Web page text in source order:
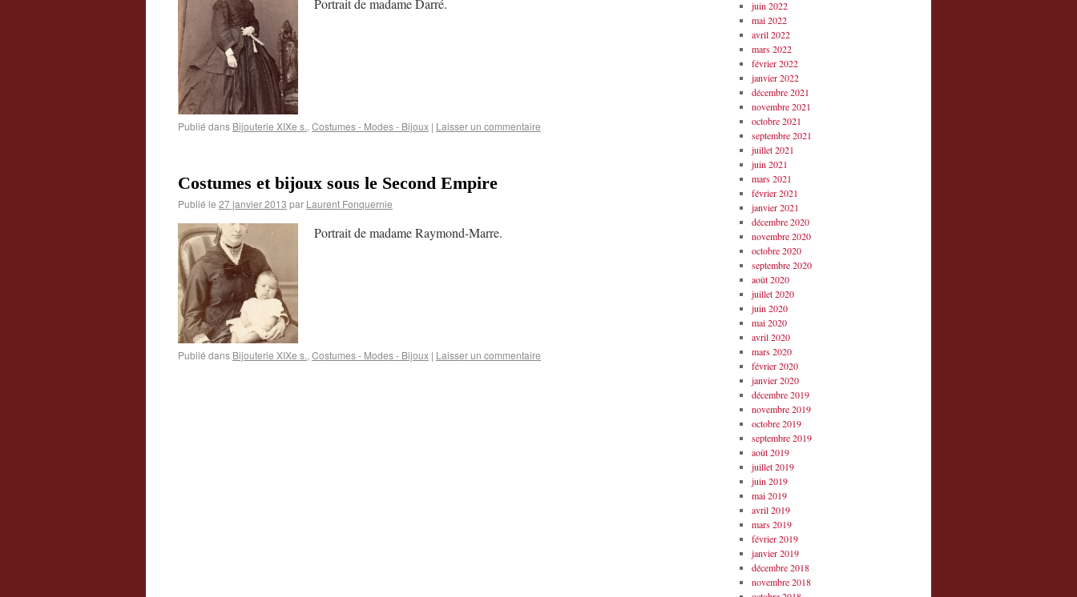
Portrait de madame Darré.
Publié dans Bijouterie XIXe s., Costumes - Modes - Bijoux | Laisser un commentaire
Costumes et bijoux sous le Second Empire
Publié le 27 janvier 2013 par Laurent Fonquernie
Portrait de madame Raymond-Marre.
Publié dans Bijouterie XIXe s., Costumes - Modes - Bijoux | Laisser un commentaire
juin 2022
mai 2022
avril 2022
mars 2022
février 2022
janvier 2022
décembre 2021
novembre 2021
octobre 2021
septembre 2021
juillet 2021
juin 2021
mars 2021
février 2021
janvier 2021
décembre 2020
novembre 2020
octobre 2020
septembre 2020
août 2020
juillet 2020
juin 2020
mai 2020
avril 2020
mars 2020
février 2020
janvier 2020
décembre 2019
novembre 2019
octobre 2019
septembre 2019
août 2019
juillet 2019
juin 2019
mai 2019
avril 2019
mars 2019
février 2019
janvier 2019
décembre 2018
novembre 2018